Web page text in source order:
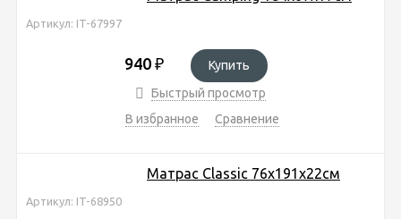
Артикул: IT-67997
940 ₽
Купить
Быстрый просмотр
В избранное
Сравнение
Матрас Classic 76х191х22см
Артикул: IT-68950